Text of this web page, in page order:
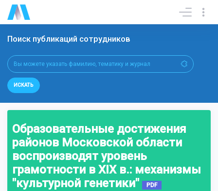
Поиск публикаций сотрудников
ИСКАТЬ
Образовательные достижения
районов Московской области
воспроизводят уровень
грамотности в XIX в.: механизмы
"культурной генетики"
PDF